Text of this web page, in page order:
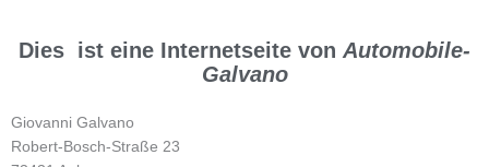
Dies ist eine Internetseite von Automobile-
Galvano
Giovanni Galvano
Robert-Bosch-Straße 23